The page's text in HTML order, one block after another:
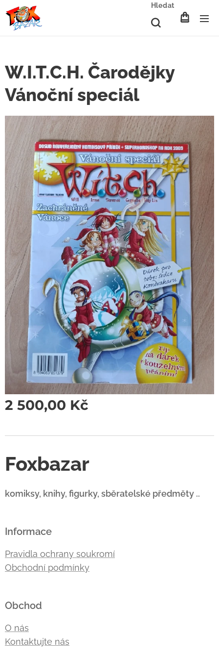
Hledat
W.I.T.C.H. Čarodějky
Vánoční speciál
2 500,00 Kč
Foxbazar
komiksy, knihy, figurky, sběratelské předměty ..
Informace
Pravidla ochrany soukromí
Obchodní podmínky
Obchod
O nás
Kontaktujte nás